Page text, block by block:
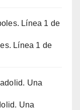
Línea 1 de
Una